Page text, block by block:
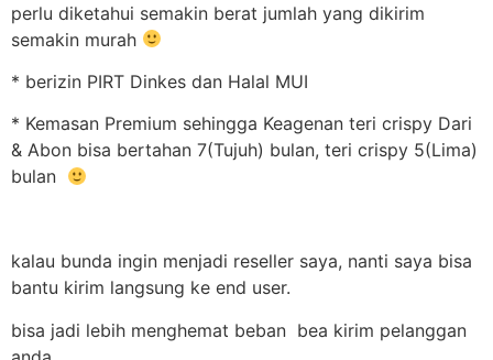
perlu diketahui semakin berat jumlah yang dikirim
semakin murah
* berizin PIRT Dinkes dan Halal MUI
* Kemasan Premium sehingga Keagenan teri crispy Dari
& Abon bisa bertahan 7(Tujuh) bulan, teri crispy 5(Lima)
bulan
kalau bunda ingin menjadi reseller saya, nanti saya bisa
bantu kirim langsung ke end user.
bisa jadi lebih menghemat beban bea kirim pelanggan